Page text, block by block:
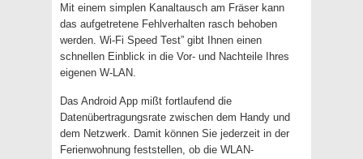
Mit einem simplen Kanaltausch am Fräser kann
das aufgetretene Fehlverhalten rasch behoben
werden. Wi-Fi Speed Test” gibt Ihnen einen
schnellen Einblick in die Vor- und Nachteile Ihres
eigenen W-LAN.
Das Android App mißt fortlaufend die
Datenübertragungsrate zwischen dem Handy und
dem Netzwerk. Damit können Sie jederzeit in der
Ferienwohnung feststellen, ob die WLAN-